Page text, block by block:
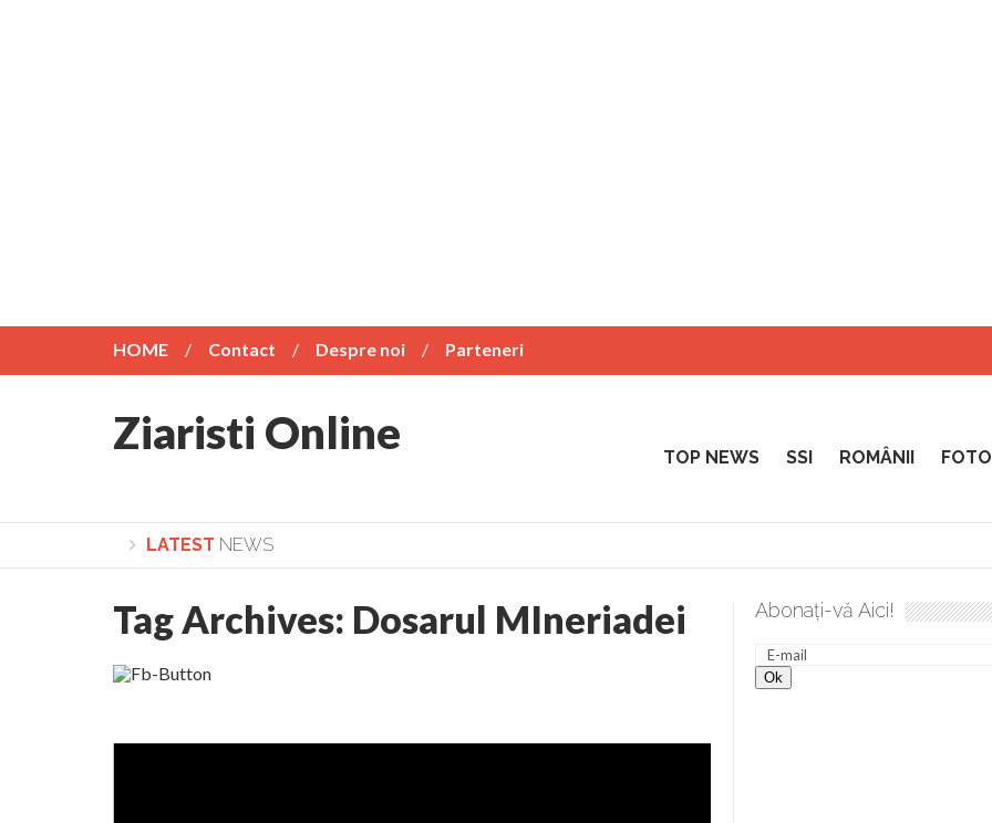
HOME Contact Despre noi Parteneri
Ziaristi Online TOP NEWS SSI ROMÂNII
LATEST NEWS
Lepădarea de sine și urmarea lui Hristos. Calea spre desăvârșire. Gând de duminică de Elena Solunca Moise
Tag Archives: Dosarul MIneriadei Abonați-vă Aici!